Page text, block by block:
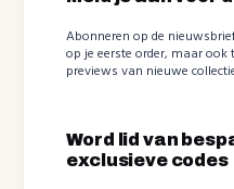
Abonneren op de
op je eerste order, maar
previews van nieuwe
Word lid van
exclusieve codes